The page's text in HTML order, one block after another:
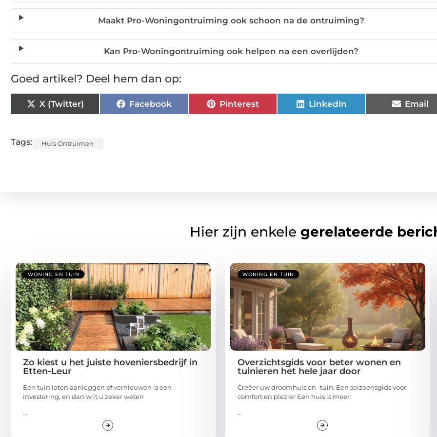
Maakt Pro-Woningontruiming ook schoon na de ontruiming?
Kan Pro-Woningontruiming ook helpen na een overlijden?
Goed artikel? Deel hem dan op:
X (Twitter) Facebook Pinterest LinkedIn Email
Tags: Huis Ontruimen
Hier zijn enkele gerelateerde
WONING EN TUIN
Zo kiest u het juiste hoveniersbedrijf in
Etten-Leur
Een tuin laten aanleggen of vernieuwen is een
investering, en dan wilt u zeker weten
...
WONING EN TUIN
Overzichtsgids voor beter wonen en
tuinieren het hele jaar door
Creëer uw droomhuis en -tuin: Een seizoensgids voor
comfort en plezier Een huis is meer
...